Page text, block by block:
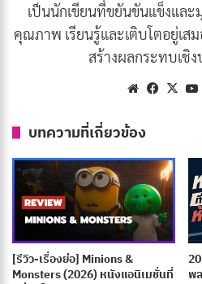
Robin (1949)ซึ่งถือเป็นจุดเริ่ม
เปอร์ฮีโร่จากหนังสือการ์ตูนมาโ
ในช่วงปี 1970s และ 1980s หนัง
(1978) และ Batman (1989) ซึ่ง
ถล่มทลายทั้งในแง่ของรายได้แล
บทความที่เกี่ยวข้อง
[รีวิว-เรื่องย่อ]
เจ้าชายจอมซ่อนเ
เป็นนักเขียนที่ขยันขันแข็งแล
คุณภาพ เรียนรู้และเติบโตอยู่เส
สร้างผลกระทบเชิ
Website X
บทความที่เกี่ยวข้อง
[รีวิว-เรื่องย่อ] Minions &
Monsters (2026) หนังแอนิเมชั่นที่
พ